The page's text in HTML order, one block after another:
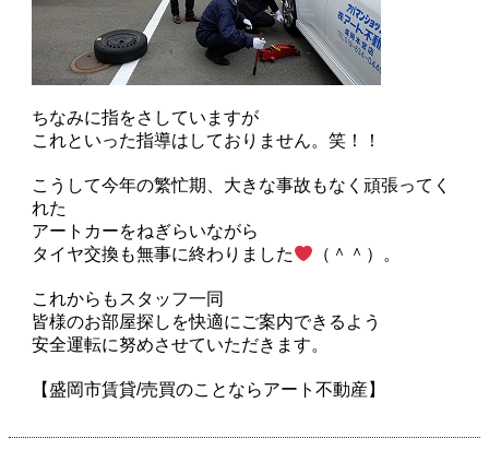
ちなみに指をさしていますが
これといった指導はしておりません。笑！！
こうして今年の繁忙期、大きな事故もなく頑張ってく
れた
アートカーをねぎらいながら
タイヤ交換も無事に終わりました
（＾＾）。
これからもスタッフ一同
皆様のお部屋探しを快適にご案内できるよう
安全運転に努めさせていただきます。
【盛岡市賃貸/売買のことならアート不動産】